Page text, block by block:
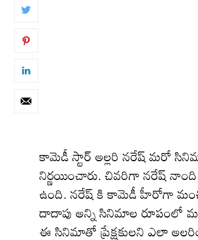
కామెడీ స్టార్ అల్లరి నరేష్ మరో
నిర్ణయించారు. చివరిగా నరేష్
ఉంది. నరేష్ కి కామెడీ హీరోగా
దాదాపు అన్ని సినిమాల రూపంలో
ఈ సినిమాతో ప్రేక్షకులని ఎలా